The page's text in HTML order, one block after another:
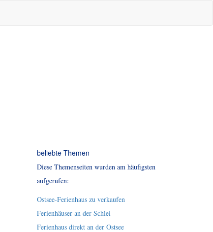
beliebte Themen
Diese Themenseiten wurden am häufigsten
aufgerufen:
Ostsee-Ferienhaus zu verkaufen
Ferienhäuser an der Schlei
Ferienhaus direkt an der Ostsee